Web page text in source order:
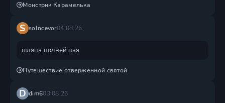
Монстрик Карамелька
S solncevor04.08.26
шляпа полнейшая
Путешествие отверженной святой
D dim603.08.26